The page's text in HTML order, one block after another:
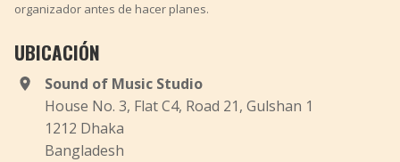
organizador antes de hacer planes.
UBICACIÓN
Sound of Music Studio
House No. 3, Flat C4, Road 21, Gulshan 1
1212 Dhaka
Bangladesh